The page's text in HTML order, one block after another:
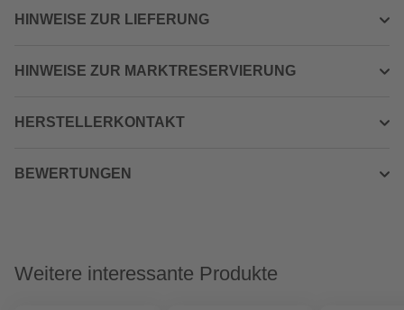
HINWEISE ZUR LIEFERUNG
HINWEISE ZUR MARKTRESERVIERUNG
HERSTELLERKONTAKT
BEWERTUNGEN
Weitere interessante Produkte